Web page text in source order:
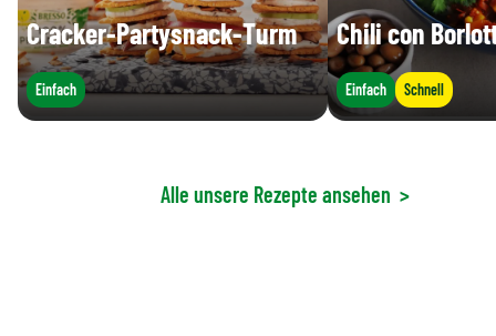
Cracker-Partysnack-Turm
Einfach
Chili con
Einfach Schnell
Alle unsere Rezepte ansehen >